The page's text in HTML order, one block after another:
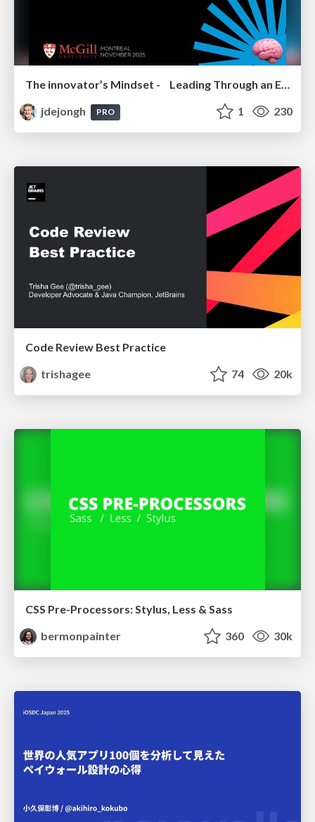
The innovator’s Mindset - Leading Through an Era of Exponential Change - McGill University 2025
jdejongh
PRO 1 230
Code Review Best Practice
trishagee
74 20k
CSS Pre-Processors: Stylus, Less & Sass
bermonpainter
360 30k